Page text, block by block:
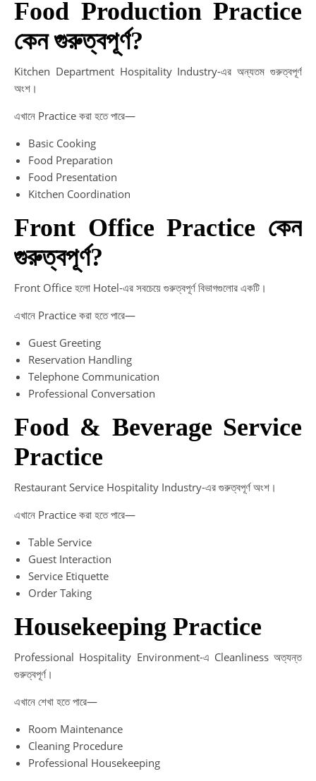
Food Production Practice
কেন গুরুত্বপূর্ণ?
Kitchen Department Hospitality Industry-এর অন্যতম গুরুত্বপূর্ণ
অংশ।
এখানে Practice করা হতে পারে—
Basic Cooking
Food Preparation
Food Presentation
Kitchen Coordination
Front Office Practice কেন
গুরুত্বপূর্ণ?
Front Office হলো Hotel-এর সবচেয়ে গুরুত্বপূর্ণ বিভাগগুলোর একটি।
এখানে Practice করা হতে পারে—
Guest Greeting
Reservation Handling
Telephone Communication
Professional Conversation
Food & Beverage Service
Practice
Restaurant Service Hospitality Industry-এর গুরুত্বপূর্ণ অংশ।
এখানে Practice করা হতে পারে—
Table Service
Guest Interaction
Service Etiquette
Order Taking
Housekeeping Practice
Professional Hospitality Environment-এ Cleanliness অত্যন্ত
গুরুত্বপূর্ণ।
এখানে শেখা হতে পারে—
Room Maintenance
Cleaning Procedure
Professional Housekeeping